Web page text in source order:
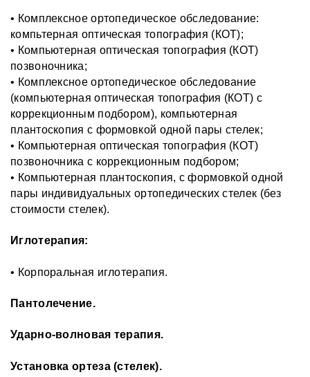
• Комплексное ортопедическое обследование:
компьтерная оптическая топография (КОТ);
• Компьютерная оптическая топография (КОТ)
позвоночника;
• Комплексное ортопедическое обследование
(компьютерная оптическая топография (КОТ) с
коррекционным подбором), компьютерная
плантоскопия с формовкой одной пары стелек;
• Компьютерная оптическая топография (КОТ)
позвоночника с коррекционным подбором;
• Компьютерная плантоскопия, с формовкой одной
пары индивидуальных ортопедических стелек (без
стоимости стелек).
Иглотерапия:
• Корпоральная иглотерапия.
Пантолечение.
Ударно-волновая терапия.
Установка ортеза (стелек).